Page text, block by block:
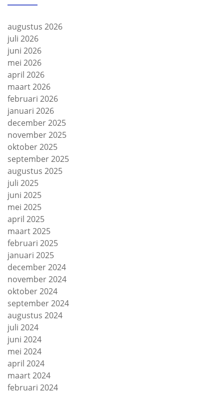
augustus 2026
juli 2026
juni 2026
mei 2026
april 2026
maart 2026
februari 2026
januari 2026
december 2025
november 2025
oktober 2025
september 2025
augustus 2025
juli 2025
juni 2025
mei 2025
april 2025
maart 2025
februari 2025
januari 2025
december 2024
november 2024
oktober 2024
september 2024
augustus 2024
juli 2024
juni 2024
mei 2024
april 2024
maart 2024
februari 2024